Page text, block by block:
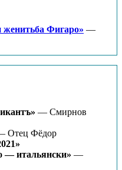
женитьба Фигаро» —
— Смирнов
Отец Фёдор
— итальянски» —